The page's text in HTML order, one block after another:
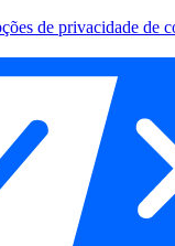
de privacidade de